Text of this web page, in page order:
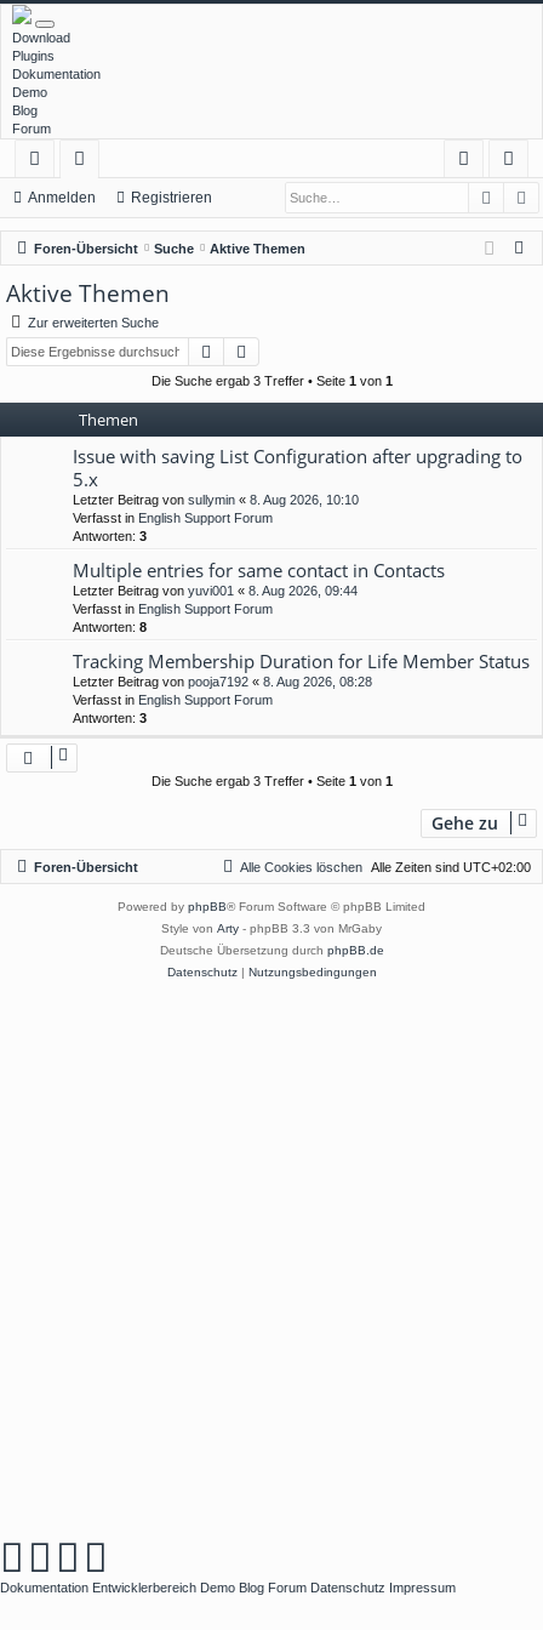
Download
Plugins
Dokumentation
Demo
Blog
Forum
ch
ne
llz
ug
rif
or
en
m
el
ist
rie
Anmelden Registrieren
Foren-Übersicht Suche Aktive Themen
Aktive Themen
Zur erweiterten Suche
Suche
Die Suche ergab 3 Treffer • Seite 1von 1
Themen
Issue with saving List Configuration after upgrading to
5.x
Letzter Beitrag von sullymin « 8. Aug 2026, 10:10
Verfasst in English Support Forum
Antworten: 3
Multiple entries for same contact in Contacts
Letzter Beitrag von yuvi001 « 8. Aug 2026, 09:44
Verfasst in English Support Forum
Antworten: 8
Tracking Membership Duration for Life Member Status
Letzter Beitrag von pooja7192 « 8. Aug 2026, 08:28
Verfasst in English Support Forum
Antworten: 3
Die Suche ergab 3 Treffer • Seite 1von 1
Gehe zu
Foren-Übersicht Alle Zeiten sind UTC+02:00
Alle Cookies löschen
Powered by phpBB® Forum Software © phpBB Limited
Style von Arty - phpBB 3.3 von MrGaby
Deutsche Übersetzung durch phpBB.de
Datenschutz| Nutzungsbedingungen
Dokumentation Entwicklerbereich Demo Blog Forum Datenschutz Impressum